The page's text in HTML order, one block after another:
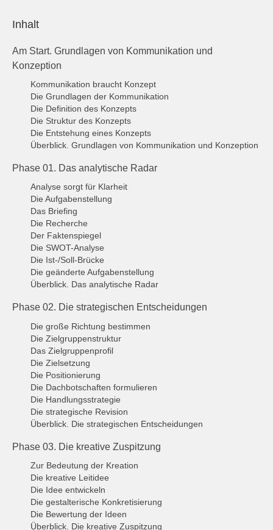
PDF
Inhalt
Am Start. Grundlagen von Kommunikation und
Konzeption
Kommunikation braucht Konzept
Die Grundlagen der Kommunikation
Die Definition des Konzepts
Die Struktur des Konzepts
Die Entstehung eines Konzepts
Überblick. Grundlagen von Kommunikation und Konzeption
Phase 01. Das analytische Radar
Analyse sorgt für Klarheit
Die Aufgabenstellung
Das Briefing
Die Recherche
Der Faktenspiegel
Die SWOT-Analyse
Die Ist-/Soll-Brücke
Die geänderte Aufgabenstellung
Überblick. Das analytische Radar
Phase 02. Die strategischen Entscheidungen
Die große Richtung bestimmen
Die Zielgruppenstruktur
Das Zielgruppenprofil
Die Zielsetzung
Die Positionierung
Die Dachbotschaften formulieren
Die Handlungsstrategie
Die strategische Revision
Überblick. Die strategischen Entscheidungen
Phase 03. Die kreative Zuspitzung
Zur Bedeutung der Kreation
Die kreative Leitidee
Die Idee entwickeln
Die gestalterische Konkretisierung
Die Bewertung der Ideen
Überblick. Die kreative Zuspitzung